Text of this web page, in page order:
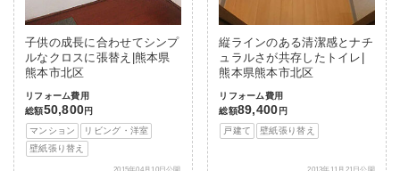
子供の成長に合わせてシンプ
ルなクロスに張替え|熊本県
熊本市北区
リフォーム費用
総額50,800円
マンション
リビング・洋室
壁紙張り替え
2015年04月10日公開
縦ラインのある清潔感とナチ
ュラルさが共存したトイレ|
熊本県熊本市北区
リフォーム費用
総額89,400 円
戸建て
壁紙張り替え
2013年11月21日公開